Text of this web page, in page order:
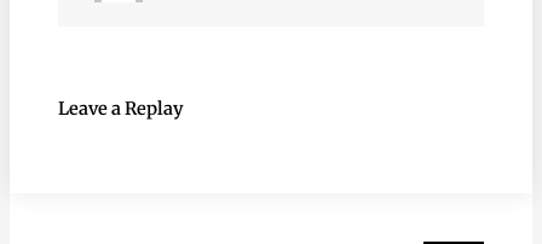
Leave a Replay